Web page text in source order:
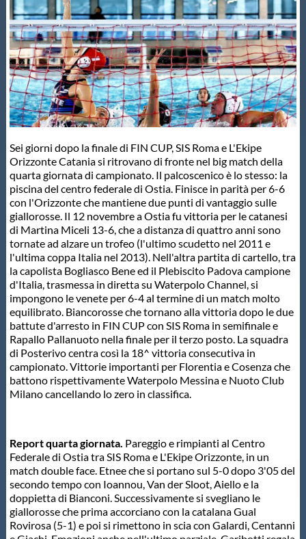
Salvamento
Master
Formazione
Scuole Nuoto
Propaganda
Centri Federali
Area Legislativa
Protezione Civile
Qualità
Privacy
Cookie Policy
Sei giorni dopo la finale di FIN CUP, SIS Roma e L'Ekipe
Orizzonte Catania si ritrovano di fronte nel big match della
quarta giornata di campionato. Il palcoscenico è lo stesso: la
piscina del centro federale di Ostia. Finisce in parità per 6-6
con l'Orizzonte che mantiene due punti di vantaggio sulle
giallorosse. Il 12 novembre a Ostia fu vittoria per le catanesi
di Martina Miceli 13-6, che a distanza di quattro anni sono
tornate ad alzare un trofeo (l'ultimo scudetto nel 2011 e
l'ultima coppa Italia nel 2013). Nell'altra partita di cartello, tra
la capolista Bogliasco Bene ed il Plebiscito Padova campione
d'Italia, trasmessa in diretta su Waterpolo Channel, si
impongono le venete per 6-4 al termine di un match molto
equilibrato. Biancorosse che tornano alla vittoria dopo le due
battute d'arresto in FIN CUP con SIS Roma in semifinale e
Rapallo Pallanuoto nella finale per il terzo posto. La squadra
di Posterivo centra così la 18^ vittoria consecutiva in
campionato. Vittorie importanti per Florentia e Cosenza che
battono rispettivamente Waterpolo Messina e Nuoto Club
Milano cancellando lo zero in classifica.
Report quarta giornata. Pareggio e rimpianti al Centro
Federale di Ostia tra SIS Roma e L'Ekipe Orizzonte, in un
match double face. Etnee che si portano sul 5-0 dopo 3'05 del
secondo tempo con Ioannou, Van der Sloot, Aiello e la
doppietta di Bianconi. Successivamente si svegliano le
giallorosse che prima accorciano con la catalana Gual
Rovirosa (5-1) e poi si rimettono in scia con Galardi, Centanni